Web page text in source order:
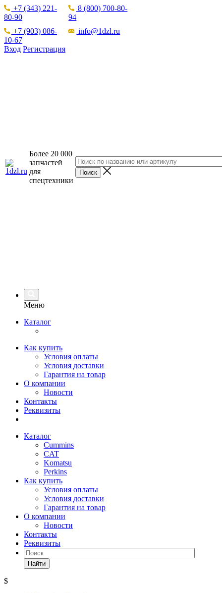
+7 (343) 221-
80-90
8 (800) 700-80-
94
+7 (903) 086-
10-67
info@1dzl.ru
Вход Регистрация
Более 20 000
запчастей
для
спецтехники
Меню
Каталог
Как купить
Условия оплаты
Условия доставки
Гарантия на товар
О компании
Новости
Контакты
Реквизиты
Каталог
Cummins
CAT
Komatsu
Perkins
Как купить
Условия оплаты
Условия доставки
Гарантия на товар
О компании
Новости
Контакты
Реквизиты
Найти
$